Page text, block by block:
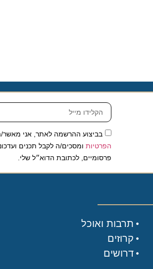
בביצוע ההרשמה לאתר, אני מאשר/ת
הפרטיותומסכים/ה לקבל תכנים ועדכונים,
פרסומיים, לכתובת הדוא״ל שלי.
תרבות ואוכל
קרוזים
דרושים